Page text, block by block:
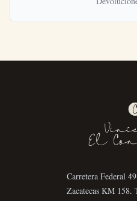
Carretera Federal
Zacatecas KM 158.